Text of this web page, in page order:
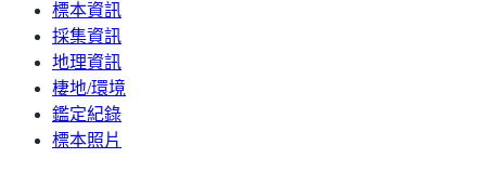
標本資訊
採集資訊
地理資訊
棲地/環境
鑑定紀錄
標本照片